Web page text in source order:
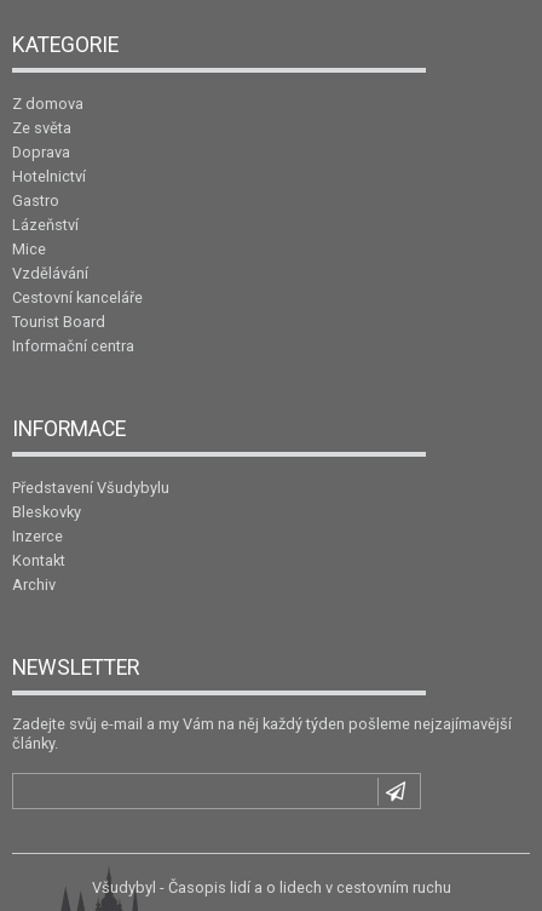
KATEGORIE
Z domova
Ze světa
Doprava
Hotelnictví
Gastro
Lázeňství
Mice
Vzdělávání
Cestovní kanceláře
Tourist Board
Informační centra
INFORMACE
Představení Všudybylu
Bleskovky
Inzerce
Kontakt
Archiv
NEWSLETTER
Zadejte svůj e-mail a my Vám na něj každý týden pošleme nejzajímavější
články.
Všudybyl - Časopis lidí a o lidech v cestovním ruchu